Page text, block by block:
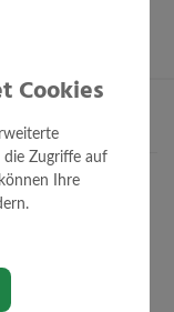
Cookies
Zugriffe auf
Ihre